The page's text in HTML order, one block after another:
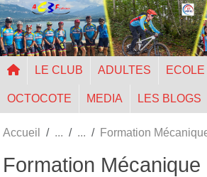
LE CLUB ADULTES
OCTOCOTE MEDIA LES BLOGS
Accueil Formation
Formation Mécanique
Panneau de gestion des cookies